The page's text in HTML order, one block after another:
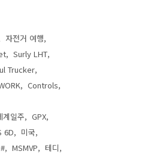
자전거 여행
Surly LHT
Trucker
Controls
계일주
GPX
6D
미국
MSMVP
테디